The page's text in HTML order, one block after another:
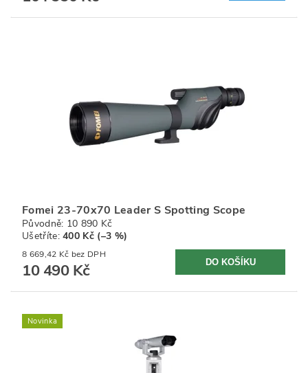
Fomei 23-70x70 Leader S Spotting Scope
Původně: 10 890 Kč
Ušetříte:400 Kč (–3 %)
8 669,42 Kč bez DPH
10 490 Kč
Novinka